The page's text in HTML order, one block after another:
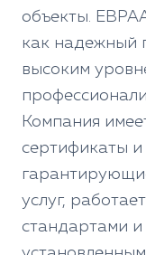
объекты.
как надежный
высоким
Компания
сертификаты
услуг,
стандартами и